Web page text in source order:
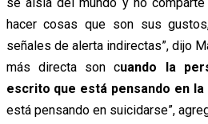
hacer cosas que son sus
señales de alerta indirectas”, dijo
más directa son cuando la
escrito que está pensando en
está pensando en suicidarse”,